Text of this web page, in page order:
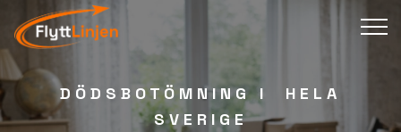
DÖDSBOTÖMNING I HELA
SVERIGE